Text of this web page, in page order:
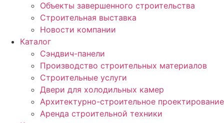
Объекты завершенного строительства
Строительная выставка
Новости компании
Каталог
Сэндвич-панели
Производство строительных материалов
Строительные услуги
Двери для холодильных камер
Архитектурно-строительное проектирование
Аренда строительной техники